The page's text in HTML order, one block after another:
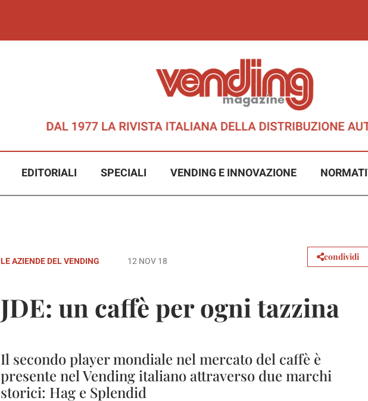
EDITORIALI SPECIALI VENDING E INNOVAZIONE
LE AZIENDE DEL VENDING 12 NOV 18 condividi
JDE: un caffè per ogni tazzina
Il secondo player mondiale nel mercato del caffè è
presente nel Vending italiano attraverso due marchi
storici: Hag e Splendid